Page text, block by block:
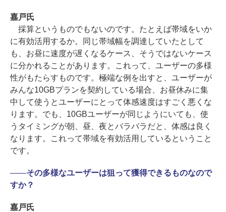
嘉戸氏
採算というものでもないのです。たとえば帯域をいか
に有効活用するか。同じ帯域幅を調達していたとして
も、お昼に速度が遅くなるケース、そうではないケース
に分かれることがあります。これって、ユーザーの多様
性がもたらすものです。極端な例を出すと、ユーザーが
みんな10GBプランを契約している場合、お昼休みに集
中して使うとユーザーにとって体感速度はすごく悪くな
ります。でも、10GBユーザーが同じようにいても、使
うタイミングが朝、昼、夜とバラバラだと、体感は良く
なります。これって帯域を有効活用しているということ
です。
――その多様なユーザーは狙って獲得できるものなので
すか？
嘉戸氏